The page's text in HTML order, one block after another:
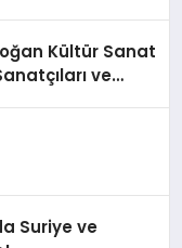
Kültür Sanat
ve
Suriye ve